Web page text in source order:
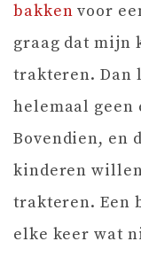
bakken voor
graag dat mijn
trakteren. Dan
helemaal
Bovendien, en
kinderen
trakteren. Een
elke keer wat